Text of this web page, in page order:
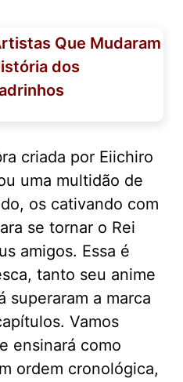
Que Mudaram
dos
criada por Eiichiro
uma multidão de
os cativando com
se tornar o Rei
amigos. Essa é
tanto seu anime
superaram a marca
Vamos
ensinará como
ordem cronológica,